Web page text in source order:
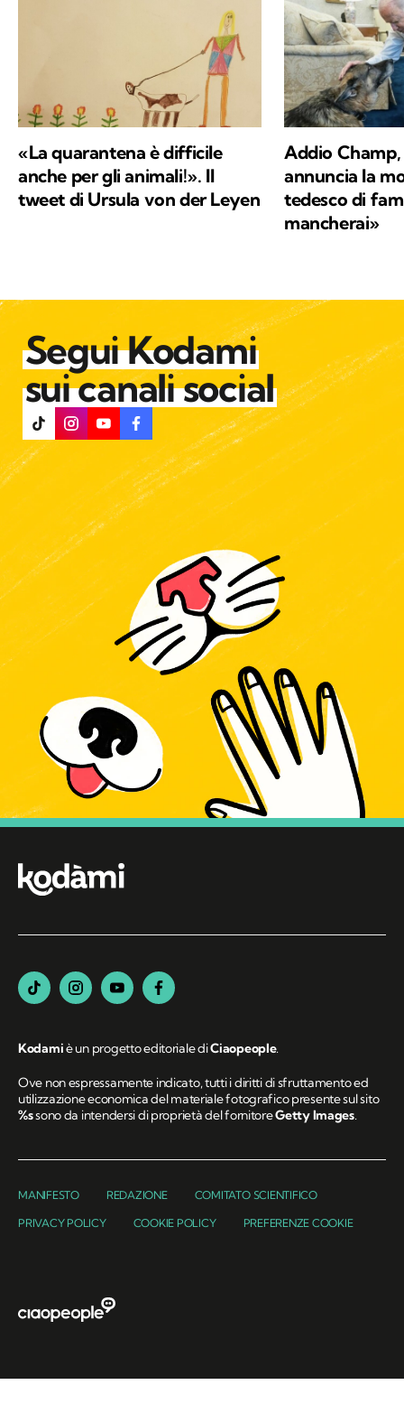
ambientale. Alla base del mio interesse per le
scienze naturali, oltre a una profonda e
sincera vocazione, c'è la voglia di mettere a
disposizione quello che ho imparato,
provando a comunicare e a trasmettere i
giorno: la conservazione della natura e la
salvaguardia del nostro Pianeta e di chiunque
«La quarantena è difficile
anche per gli animali!». Il
tweet di Ursula von der Leyen
Addio
annuncia la
tedesco di
mancherai»
Segui Kodami
sui canali social
Kodamiè un progetto editoriale diCiaopeople.
Ove non espressamente indicato, tutti i diritti di sfruttamento ed
utilizzazione economica del materiale fotografico presente sul sito
%ssono da intendersi di proprietà del fornitoreGetty Images.
MANIFESTO REDAZIONE COMITATO SCIENTIFICO
PRIVACY POLICY COOKIE POLICY PREFERENZE COOKIE